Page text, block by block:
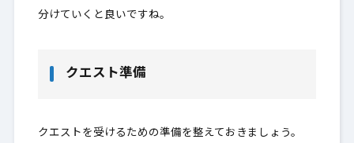
分けていくと良いですね。
クエスト準備
クエストを受けるための準備を整えておきましょう。